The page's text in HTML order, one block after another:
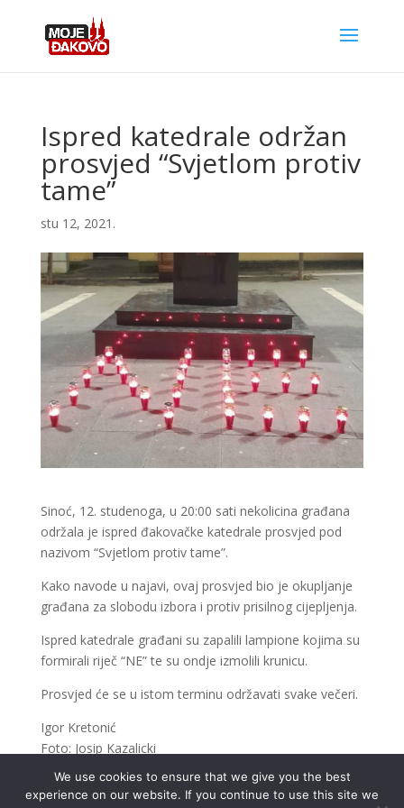
Ispred katedrale održan
prosvjed “Svjetlom protiv
tame”
stu 12, 2021.
Sinoć, 12. studenoga, u 20:00 sati nekolicina građana
održala je ispred đakovačke katedrale prosvjed pod
nazivom “Svjetlom protiv tame”.
Kako navode u najavi, ovaj prosvjed bio je okupljanje
građana za slobodu izbora i protiv prisilnog cijepljenja.
Ispred katedrale građani su zapalili lampione kojima su
formirali riječ “NE” te su ondje izmolili krunicu.
Prosvjed će se u istom terminu održavati svake večeri.
Igor Kretonić
Foto: Josip Kazalicki
We use cookies to ensure that we give you the best
experience on our website. If you continue to use this site we